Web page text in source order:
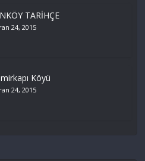
TARİHÇE
24, 2015
Köyü
24, 2015